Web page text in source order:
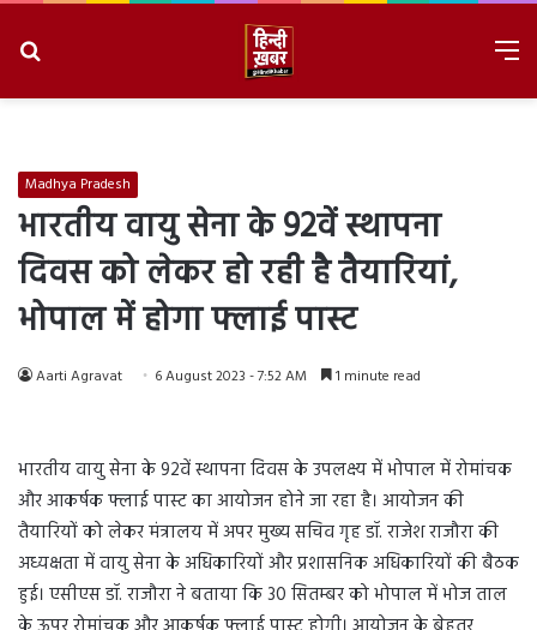
Madhya Pradesh
भारतीय वायु सेना के 92वें स्थापना
दिवस को लेकर हो रही है तैयारियां,
भोपाल में होगा फ्लाई पास्ट
Aarti Agravat 6 August 2023 - 7:52 AM 1 minute read
भारतीय वायु सेना के 92वें स्थापना दिवस के उपलक्ष्य में भोपाल में रोमांचक
और आकर्षक फ्लाई पास्ट का आयोजन होने जा रहा है। आयोजन की
तैयारियों को लेकर मंत्रालय में अपर मुख्य सचिव गृह डॉ. राजेश राजौरा की
अध्यक्षता में वायु सेना के अधिकारियों और प्रशासनिक अधिकारियों की बैठक
हुई। एसीएस डॉ. राजौरा ने बताया कि 30 सितम्बर को भोपाल में भोज ताल